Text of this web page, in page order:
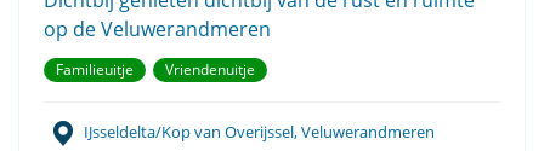
op de Veluwerandmeren
Familieuitje Vriendenuitje
IJsseldelta/Kop van Overijssel, Veluwerandmeren